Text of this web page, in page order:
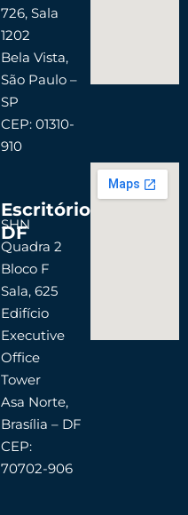
726, Sala
1202
Bela Vista,
São Paulo –
SP
CEP: 01310-
910
Escritório
DF
SHN
Quadra 2
Bloco F
Sala, 625
Edifício
Executive
Office
Tower
Asa Norte,
Brasília – DF
CEP:
70702-906